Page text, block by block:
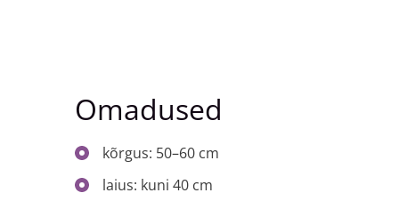
Omadused
kõrgus: 50–60 cm
laius: kuni 40 cm